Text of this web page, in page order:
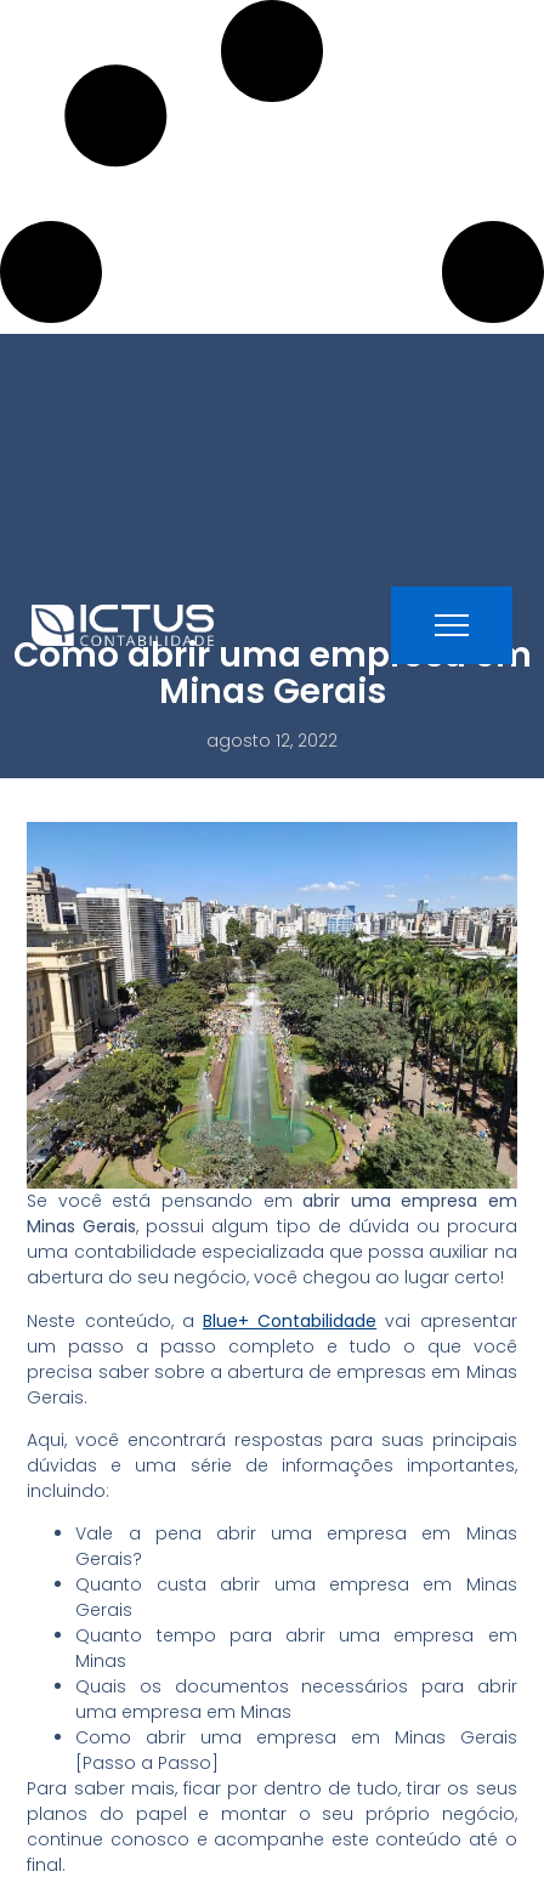
Como abrir uma empresa em
Minas Gerais
agosto 12, 2022
Se você está pensando emabrir uma empresa em
Minas Gerais, possui algum tipo de dúvida ou procura
uma contabilidade especializada que possa auxiliar na
abertura do seu negócio, você chegou ao lugar certo!
Neste conteúdo, a Blue+ Contabilidade vai apresentar
um passo a passo completo e tudo o que você
precisa saber sobre a abertura de empresas em Minas
Gerais.
Aqui, você encontrará respostas para suas principais
dúvidas e uma série de informações importantes,
incluindo:
Vale a pena abrir uma empresa em Minas
Gerais?
Quanto custa abrir uma empresa em Minas
Gerais
Quanto tempo para abrir uma empresa em
Minas
Quais os documentos necessários para abrir
uma empresa em Minas
Como abrir uma empresa em Minas Gerais
[Passo a Passo]
Para saber mais, ficar por dentro de tudo, tirar os seus
planos do papel e montar o seu próprio negócio,
continue conosco e acompanhe este conteúdo até o
final.